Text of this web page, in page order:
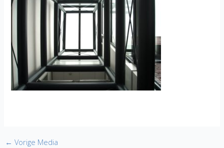
← Vorige Media